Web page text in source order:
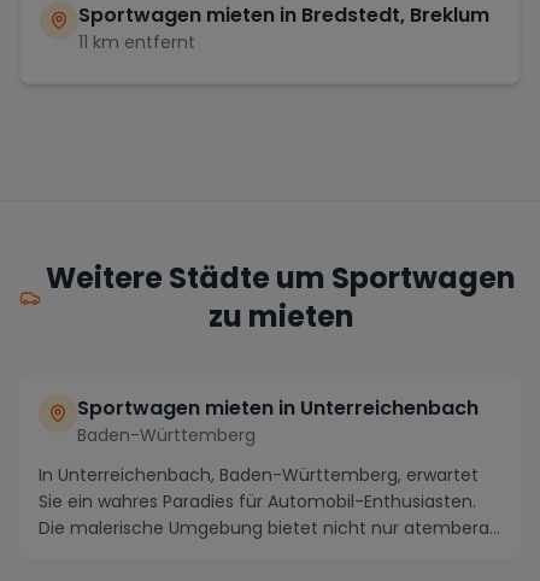
Sportwagen mieten in Bredstedt, Breklum
11 km entfernt
Weitere Städte um Sportwagen
zu mieten
Sportwagen mieten in Unterreichenbach
Baden-Württemberg
In Unterreichenbach, Baden-Württemberg, erwartet
Sie ein wahres Paradies für Automobil-Enthusiasten.
Die malerische Umgebung bietet nicht nur atembera...